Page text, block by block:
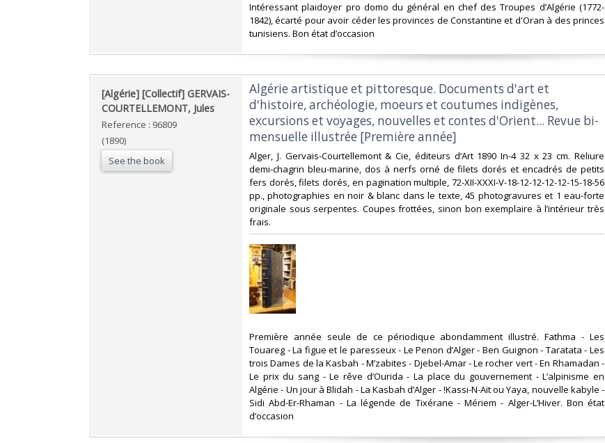
‎Intéressant plaidoyer pro domo du général en chef des Troupes d’Algérie (1772-
1842), écarté pour avoir céder les provinces de Constantine et d'Oran à des princes
tunisiens. Bon état d’occasion ‎
‎[Algérie] [Collectif] GERVAIS-
COURTELLEMONT, Jules‎
Reference : 96809
(1890)
See the book
‎Algérie artistique et pittoresque. Documents d'art et
d'histoire, archéologie, moeurs et coutumes indigènes,
excursions et voyages, nouvelles et contes d'Orient... Revue bi-
mensuelle illustrée [Première année]‎
‎Alger, J. Gervais-Courtellemont & Cie, éditeurs d’Art 1890 In-4 32 x 23 cm. Reliure
demi-chagrin bleu-marine, dos à nerfs orné de filets dorés et encadrés de petits
fers dorés, filets dorés, en pagination multiple, 72-XII-XXXI-V-18-12-12-12-12-15-18-56
pp., photographies en noir & blanc dans le texte, 45 photogravures et 1 eau-forte
originale sous serpentes. Coupes frottées, sinon bon exemplaire à l’intérieur très
frais.‎
‎Première année seule de ce périodique abondamment illustré. Fathma - Les
Touareg - La figue et le paresseux - Le Penon d’Alger - Ben Guignon - Taratata - Les
trois Dames de la Kasbah - M’zabites - Djebel-Amar - Le rocher vert - En Rhamadan -
Le prix du sang - Le rêve d’Ourida - La place du gouvernement - L’alpinisme en
Algérie - Un jour à Blidah - La Kasbah d’Alger - !Kassi-N-Aït ou Yaya, nouvelle kabyle -
Sidi Abd-Er-Rhaman - La légende de Tixérane - Mériem - Alger-L’Hiver. Bon état
d’occasion ‎